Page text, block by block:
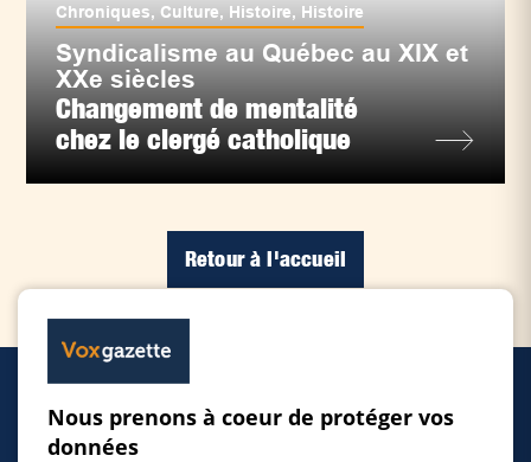
Chroniques, Culture, Histoire, Histoire
Syndicalisme au Québec au XIX et
XXe siècles
Changement de mentalité
chez le clergé catholique
Retour à l'accueil
Nous prenons à coeur de protéger vos
données